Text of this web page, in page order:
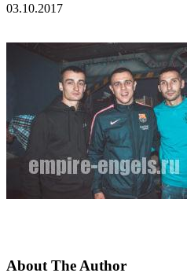
03.10.2017
About The Author